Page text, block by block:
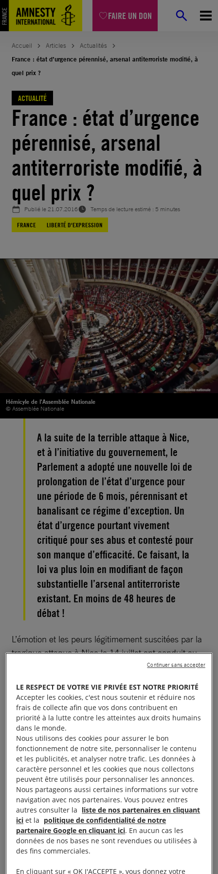
FAIRE UN DON
Aller
au
contenu
Accueil Articles
Actualités
France : état d’urgence pérennisé, arsenal antiterroriste modifié, à
quel prix ?
ACTUALITÉ
France : état d’urgence
pérennisé, arsenal
antiterroriste modifié, à
quel prix ?
Publié le21.07.2016
Temps de lecture estimé : 5 minutes
FRANCE
LIBERTÉ D'EXPRESSION
Hémicyle de l'Assemblée Nationale
© Assemblée Nationale
A la suite de la terrible attaque à Nice,
et à l’initiative du gouvernement, le
Parlement a adopté une nouvelle loi de
prolongation de l’état d’urgence pour
une période de 6 mois, pérennisant et
banalisant ce régime d’exception. Un
état d’urgence pourtant vivement
critiqué pour ses abus et contesté pour
son manque d’efficacité. Ce faisant, la
loi va plus loin en modifiant de façon
substantielle l’arsenal antiterroriste
existant. En moins de 48 heures de
débat !
L’émotion et les peurs légitimement suscitées par la
tragique attaque à Nice le 14 juillet ont conduit au
vote, ce 21 juillet 2016, d’une loi qui conduit à
que l’efficacité des mesures adoptées n’ait pu être
démontrée.
À lire aussi :
la tribune de Camille Blanc (présidente
d'Amnesty International France) pour Le Monde, « Prolonger
l’état d’urgence, c’est donner droit de cité à l’arbitraire »
Pérennisation d’un état
d’exception
L’état d’urgence est prolongé de 6 mois à partir du
LE RESPECT DE VOTRE VIE PRIVÉE EST NOTRE PRIORITÉ
Accepter les cookies, c'est nous soutenir et réduire nos
frais de collecte afin que vos dons contribuent en
priorité à la lutte contre les atteintes aux droits humains
dans le monde.
Nous utilisons des cookies pour assurer le bon
fonctionnement de notre site, personnaliser le contenu
et les publicités, et analyser notre trafic. Les données à
caractère personnel et les cookies que nous collectons
peuvent être utilisés pour personnaliser les annonces.
Nous partageons aussi certaines informations sur votre
navigation avec nos partenaires. Vous pouvez entres
autres consulter la liste de nos partenaires en cliquant
ici et la politique de confidentialité de notre
partenaire Google en cliquant ici. En aucun cas les
données de nos bases ne sont revendues ou utilisées à
des fins commerciales.
En cliquant sur « OK J'ACCEPTE », vous donnez votre
Continuer sans accepter